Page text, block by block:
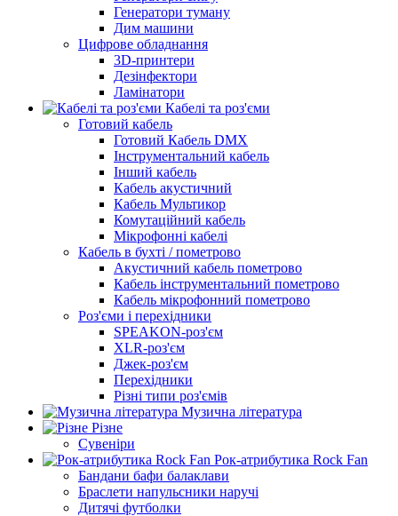
Генератори туману
Дим машини
Цифрове обладнання
3D-принтери
Дезінфектори
Ламінатори
Кабелі та роз'єми
Готовий кабель
Готовий Кабель DMX
Інструментальний кабель
Інший кабель
Кабель акустичний
Кабель Мультикор
Комутаційний кабель
Мікрофонні кабелі
Кабель в бухті / пометрово
Акустичний кабель пометрово
Кабель інструментальний пометрово
Кабель мікрофонний пометрово
Роз'єми і перехідники
SPEAKON-роз'єм
XLR-роз'єм
Джек-роз'єм
Перехідники
Різні типи роз'ємів
Музична література
Різне
Сувеніри
Рок-атрибутика Rock Fan
Бандани бафи балаклави
Браслети напульсники наручі
Дитячі футболки